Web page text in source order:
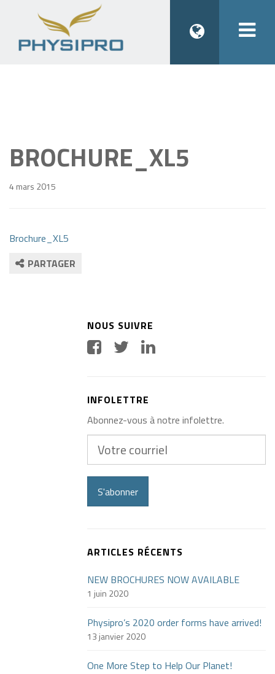
BROCHURE_XL5
4 mars 2015
Brochure_XL5
PARTAGER
NOUS SUIVRE
INFOLETTRE
Abonnez-vous à notre infolettre.
courriel
S'abonner
ARTICLES RÉCENTS
NEW BROCHURES NOW AVAILABLE
1 juin 2020
Physipro’s 2020 order forms have arrived!
13 janvier 2020
One More Step to Help Our Planet!